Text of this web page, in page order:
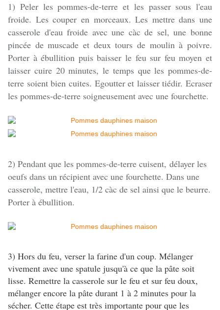
1) Peler les pommes-de-terre et les passer sous l'eau
froide. Les couper en morceaux. Les mettre dans une
casserole d'eau froide avec une càc de sel, une bonne
pincée de muscade et deux tours de moulin à poivre.
Porter à ébullition puis baisser le feu sur feu moyen et
laisser cuire 20 minutes, le temps que les pommes-de-
terre soient bien cuites. Egoutter et laisser tiédir. Ecraser
les pommes-de-terre soigneusement avec une fourchette.
2) Pendant que les pommes-de-terre cuisent, délayer les
oeufs dans un récipient avec une fourchette. Dans une
casserole, mettre l'eau, 1/2 càc de sel ainsi que le beurre.
Porter à ébullition.
3) Hors du feu, verser la farine d'un coup. Mélanger
vivement avec une spatule jusqu'à ce que la pâte soit
lisse. Remettre la casserole sur le feu et sur feu doux,
mélanger encore la pâte durant 1 à 2 minutes pour la
sécher. Cette étape est très importante pour que les